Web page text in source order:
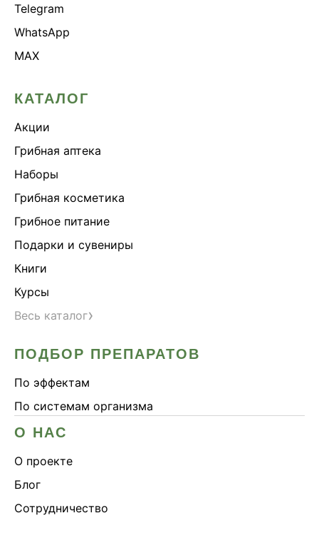
Telegram
WhatsApp
MAX
КАТАЛОГ
Акции
Грибная аптека
Наборы
Грибная косметика
Грибное питание
Подарки и сувениры
Книги
Курсы
Весь каталог›
ПОДБОР ПРЕПАРАТОВ
По эффектам
По системам организма
О НАС
О проекте
Блог
Сотрудничество